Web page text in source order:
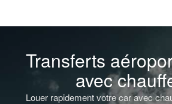
Transferts
avec
Louer rapidement votre car avec